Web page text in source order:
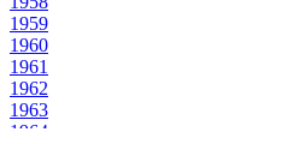
1959
1960
1961
1962
1963
1964